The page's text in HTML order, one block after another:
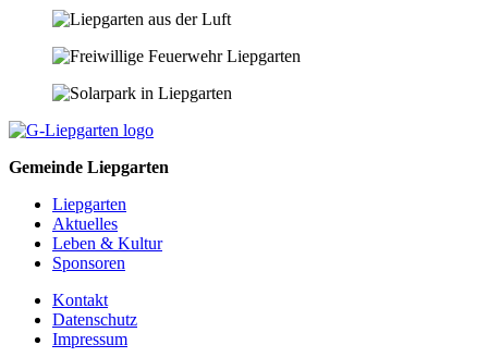
Gemeinde Liepgarten
Liepgarten
Aktuelles
Leben & Kultur
Sponsoren
Kontakt
Datenschutz
Impressum